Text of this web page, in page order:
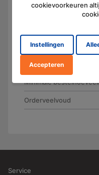
Chemie
Oplaadbaar
Eenheid
Minimale
Orderveelvoud
cookievoorkeuren
Instellingen
Accepteren
Service